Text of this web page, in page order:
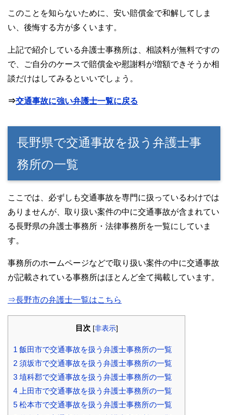
このことを知らないために、安い賠償金で和解してしま
い、後悔する方が多くいます。
上記で紹介している弁護士事務所は、相談料が無料ですの
で、ご自分のケースで賠償金や慰謝料が増額できそうか相
談だけはしてみるといいでしょう。
⇒交通事故に強い弁護士一覧に戻る
長野県で交通事故を扱う弁護士事
務所の一覧
ここでは、必ずしも交通事故を専門に扱っているわけでは
ありませんが、取り扱い案件の中に交通事故が含まれてい
る長野県の弁護士事務所・法律事務所を一覧にしていま
す。
事務所のホームページなどで取り扱い案件の中に交通事故
が記載されている事務所はほとんど全て掲載しています。
⇒長野市の弁護士一覧はこちら
目次 [非表示]
1 飯田市で交通事故を扱う弁護士事務所の一覧
2 須坂市で交通事故を扱う弁護士事務所の一覧
3 埴科郡で交通事故を扱う弁護士事務所の一覧
4 上田市で交通事故を扱う弁護士事務所の一覧
5 松本市で交通事故を扱う弁護士事務所の一覧